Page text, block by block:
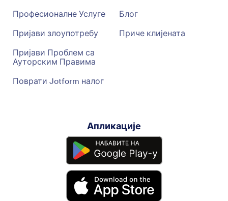
Професионалне Услуге
Пријави злоупотребу
Пријави Проблем са
Ауторским Правима
Поврати Jotform налог
Блог
Приче клијената
Апликације